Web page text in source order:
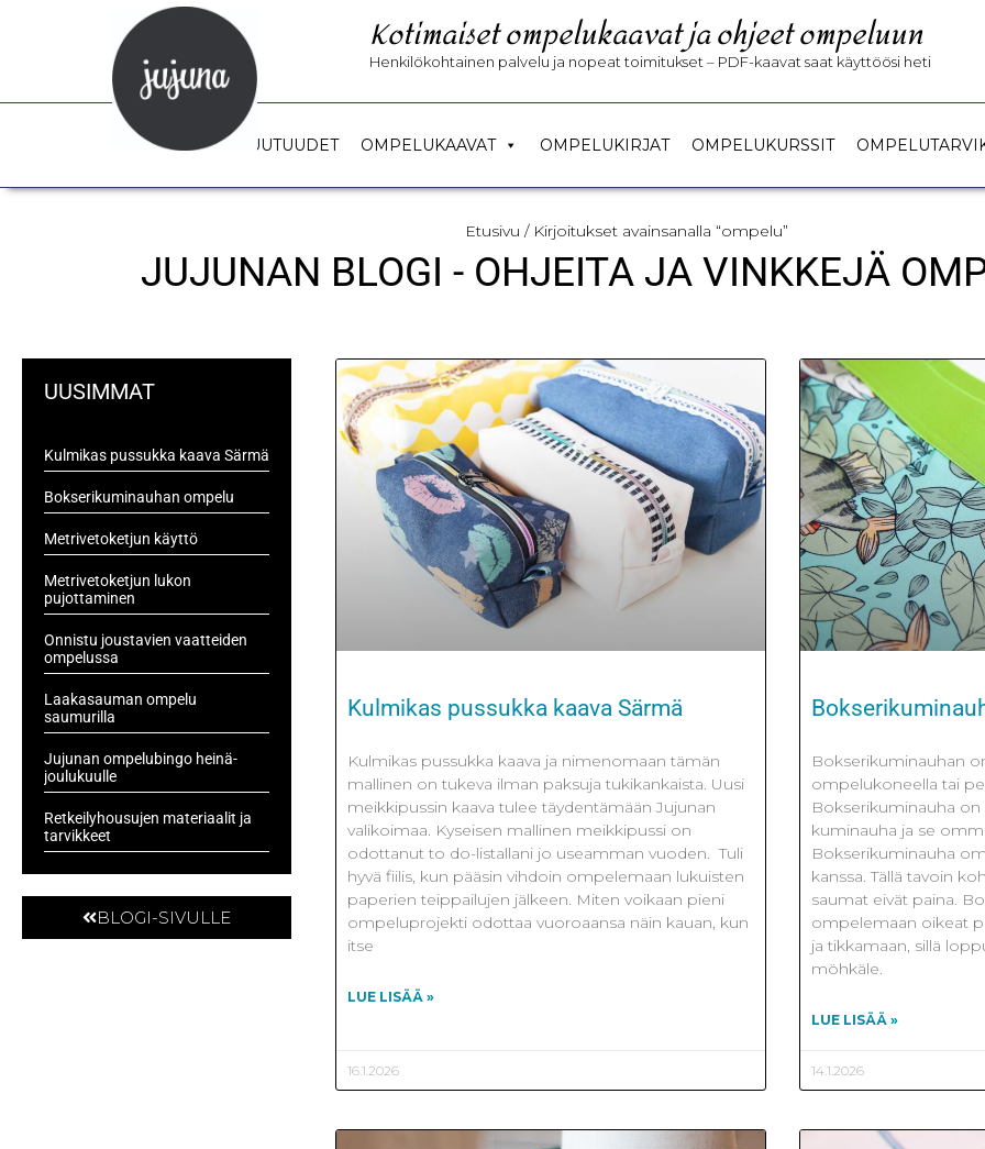
Kotimaiset ompelukaavat ja ohjeet ompeluun
Henkilökohtainen palvelu ja nopeat toimitukset – PDF-kaavat saat käyttöösi heti
UUTUUDET OMPELUKAAVAT OMPELUKIRJAT OMPELUKURSSIT
Etusivu / Kirjoitukset avainsanalla “ompelu”
JUJUNAN BLOGI - OHJEITA JA VINKKEJÄ
UUSIMMAT
Kulmikas pussukka kaava Särmä
Bokserikuminauhan ompelu
Metrivetoketjun käyttö
Metrivetoketjun lukon
pujottaminen
Onnistu joustavien vaatteiden
ompelussa
Laakasauman ompelu
saumurilla
Jujunan ompelubingo heinä-
joulukuulle
Retkeilyhousujen materiaalit ja
tarvikkeet
BLOGI-SIVULLE
Kulmikas pussukka kaava Särmä
Kulmikas pussukka kaava ja nimenomaan tämän
mallinen on tukeva ilman paksuja tukikankaista. Uusi
meikkipussin kaava tulee täydentämään Jujunan
valikoimaa. Kyseisen mallinen meikkipussi on
odottanut to do-listallani jo useamman vuoden. Tuli
hyvä fiilis, kun pääsin vihdoin ompelemaan lukuisten
paperien teippailujen jälkeen. Miten voikaan pieni
ompeluprojekti odottaa vuoroaansa näin kauan, kun
itse
LUE LISÄÄ »
16.1.2026
Bokserikuminauhan
ompelukoneella tai
Bokserikuminauha
kuminauha ja se
Bokserikuminauha
kanssa. Tällä tavoin
saumat eivät paina.
ompelemaan oikeat
ja tikkamaan, sillä
möhkäle.
LUE LISÄÄ »
14.1.2026